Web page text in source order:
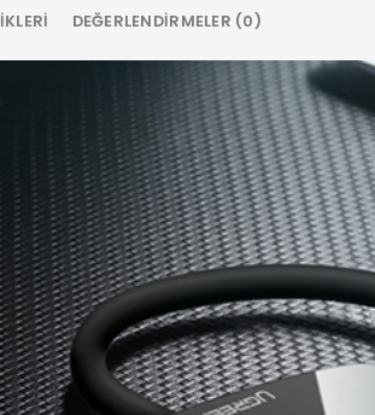
DEĞERLENDIRMELER (0)